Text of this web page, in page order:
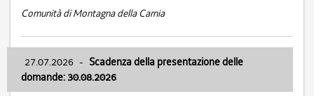
Comunità di Montagna della Carnia
27.07.2026 - Scadenza della presentazione delle
domande: 30.08.2026